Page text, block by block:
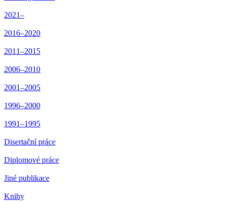
2021–
2016–2020
2011–2015
2006–2010
2001–2005
1996–2000
1991–1995
Disertační práce
Diplomové práce
Jiné publikace
Knihy